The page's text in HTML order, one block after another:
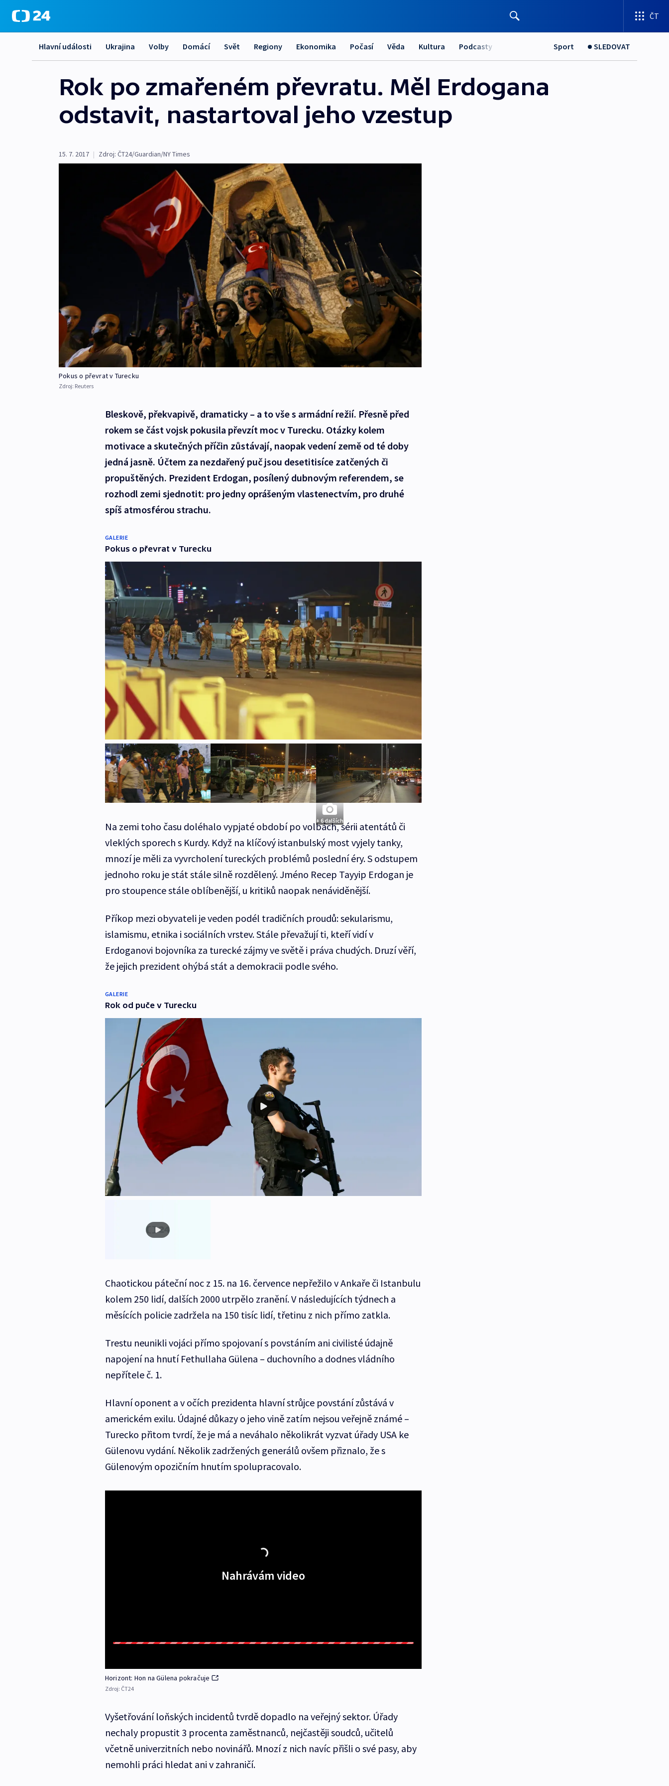
ČT
Hlavní události Ukrajina Volby Domácí Svět Regiony Ekonomika Počasí Věda Kultura Podcasty Sport SLEDOVAT
Rok po zmařeném převratu. Měl Erdogana
odstavit, nastartoval jeho vzestup
15. 7. 2017 | Zdroj: ČT24/Guardian/NY Times
Pokus o převrat v Turecku
Zdroj: Reuters
Bleskově, překvapivě, dramaticky – a to vše s armádní režií. Přesně před
rokem se část vojsk pokusila převzít moc v Turecku. Otázky kolem
motivace a skutečných příčin zůstávají, naopak vedení země od té doby
jedná jasně. Účtem za nezdařený puč jsou desetitisíce zatčených či
propuštěných. Prezident Erdogan, posílený dubnovým referendem, se
rozhodl zemi sjednotit: pro jedny oprášeným vlastenectvím, pro druhé
spíš atmosférou strachu.
GALERIE
Pokus o převrat v Turecku
+ 6 dalších
Na zemi toho času doléhalo vypjaté období po volbách, sérii atentátů či
vleklých sporech s Kurdy. Když na klíčový istanbulský most vyjely tanky,
mnozí je měli za vyvrcholení tureckých problémů poslední éry. S odstupem
jednoho roku je stát stále silně rozdělený. Jméno Recep Tayyip Erdogan je
pro stoupence stále oblíbenější, u kritiků naopak nenáviděnější.
Příkop mezi obyvateli je veden podél tradičních proudů: sekularismu,
islamismu, etnika i sociálních vrstev. Stále převažují ti, kteří vidí v
Erdoganovi bojovníka za turecké zájmy ve světě i práva chudých. Druzí věří,
že jejich prezident ohýbá stát a demokracii podle svého.
GALERIE
Rok od puče v Turecku
Chaotickou páteční noc z 15. na 16. července nepřežilo v Ankaře či Istanbulu
kolem 250 lidí, dalších 2000 utrpělo zranění. V následujících týdnech a
měsících policie zadržela na 150 tisíc lidí, třetinu z nich přímo zatkla.
Trestu neunikli vojáci přímo spojovaní s povstáním ani civilisté údajně
napojení na hnutí Fethullaha Gülena – duchovního a dodnes vládního
nepřítele č. 1.
Hlavní oponent a v očích prezidenta hlavní strůjce povstání zůstává v
americkém exilu. Údajné důkazy o jeho vině zatím nejsou veřejně známé –
Turecko přitom tvrdí, že je má a neváhalo několikrát vyzvat úřady USA ke
Gülenovu vydání. Několik zadržených generálů ovšem přiznalo, že s
Gülenovým opozičním hnutím spolupracovalo.
Nahrávám video
Horizont: Hon na Gülena pokračuje
Zdroj: ČT24
Vyšetřování loňských incidentů tvrdě dopadlo na veřejný sektor. Úřady
nechaly propustit 3 procenta zaměstnanců, nejčastěji soudců, učitelů
včetně univerzitních nebo novinářů. Mnozí z nich navíc přišli o své pasy, aby
nemohli práci hledat ani v zahraničí.